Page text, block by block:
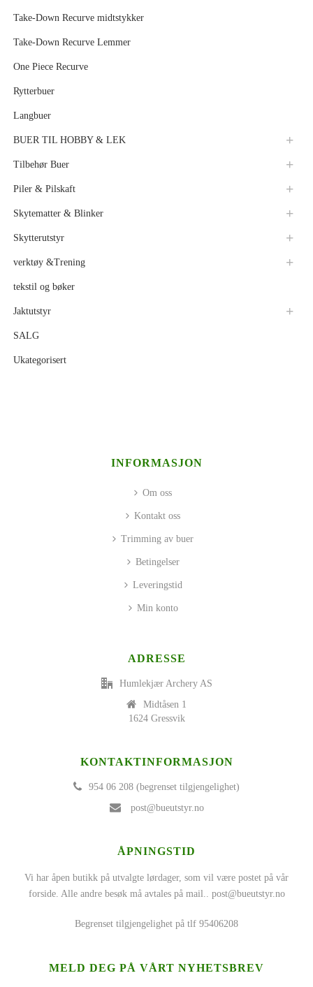
Take-Down Recurve midtstykker
Take-Down Recurve Lemmer
One Piece Recurve
Rytterbuer
Langbuer
BUER TIL HOBBY & LEK
Tilbehør Buer
Piler & Pilskaft
Skytematter & Blinker
Skytterutstyr
verktøy &Trening
tekstil og bøker
Jaktutstyr
SALG
Ukategorisert
INFORMASJON
Om oss
Kontakt oss
Trimming av buer
Betingelser
Leveringstid
Min konto
ADRESSE
Humlekjær Archery AS
Midtåsen 1
1624 Gressvik
KONTAKTINFORMASJON
954 06 208 (begrenset tilgjengelighet)
post@bueutstyr.no
ÅPNINGSTID
Vi har åpen butikk på utvalgte lørdager, som vil være postet på vår
forside. Alle andre besøk må avtales på mail.. post@bueutstyr.no
Begrenset tilgjengelighet på tlf 95406208
MELD DEG PÅ VÅRT NYHETSBREV